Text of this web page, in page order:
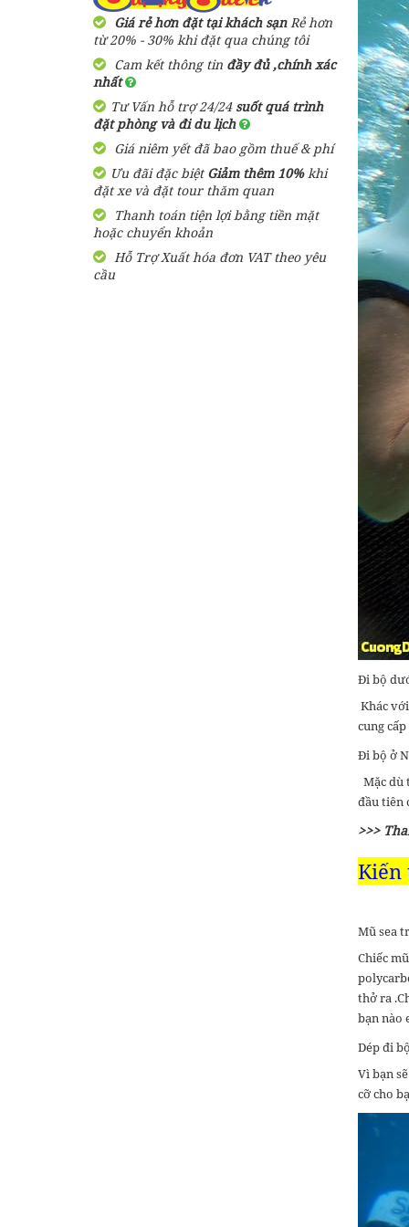
Phú Quốc [ KẾT HỢP
THĂM QUAN NAM ĐẢO ]
Giá từ: 350,000 đ
1 Ngày
Tour 2 Đảo : Hòn Móng
Quốc
Giá từ: 480,000 đ
1 Ngày
Giá rẻ hơn đặt tại khách sạnRẻ hơn
từ 20% - 30% khi đặt qua chúng tôi
Cam kết thông tin đầy đủ ,chính xác
nhất
Tư Vấn hỗ trợ 24/24 suốt quá trình
đặt phòng và đi du lịch
Giá niêm yết đã bao gồm thuế & phí
Ưu đãi đặc biệtGiảm thêm 10%khi
đặt xe và đặt tour thăm quan
Thanh toán tiện lợi bằng tiền mặt
hoặc chuyển khoản
Hỗ Trợ Xuất hóa đơn VAT theo yêu
cầu
Đi bộ
Khác
cung
Đi bộ ở
Mặc dù
đầu tiên
>>>
Kiến
Mũ sea
Chiếc
thở ra
bạn nào
Dép đi
Vì bạn
cỡ cho